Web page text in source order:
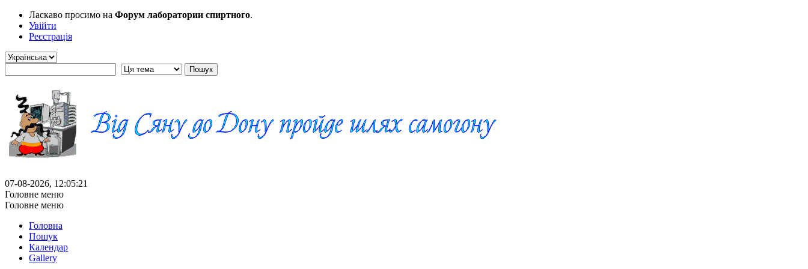
Ласкаво просимо на Форум лаборатории спиртного.
Увійти
Реєстрація
07-08-2026, 12:05:21
Головне меню
Головне меню
Головна
Пошук
Календар
Gallery